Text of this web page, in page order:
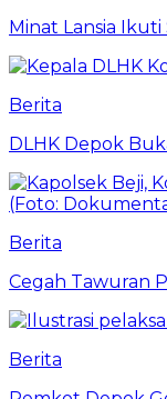
Minat Lansia Ikuti
Berita
DLHK Depok
Berita
Cegah Tawuran
Berita